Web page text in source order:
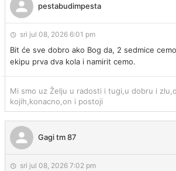
pestabudimpesta
sri jul 08, 2026 6:01 pm
Bit će sve dobro ako Bog da, 2 sedmice
ekipu prva dva kola i namirit cemo.
Mi smo uz Želju u radosti i tugi,u dobru i
kojih,konacno,on i postoji
Gagi tm 87
sri jul 08, 2026 7:02 pm